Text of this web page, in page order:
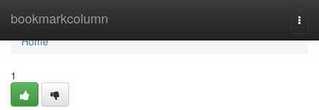
bookmarkcolumn
Home
Home
1